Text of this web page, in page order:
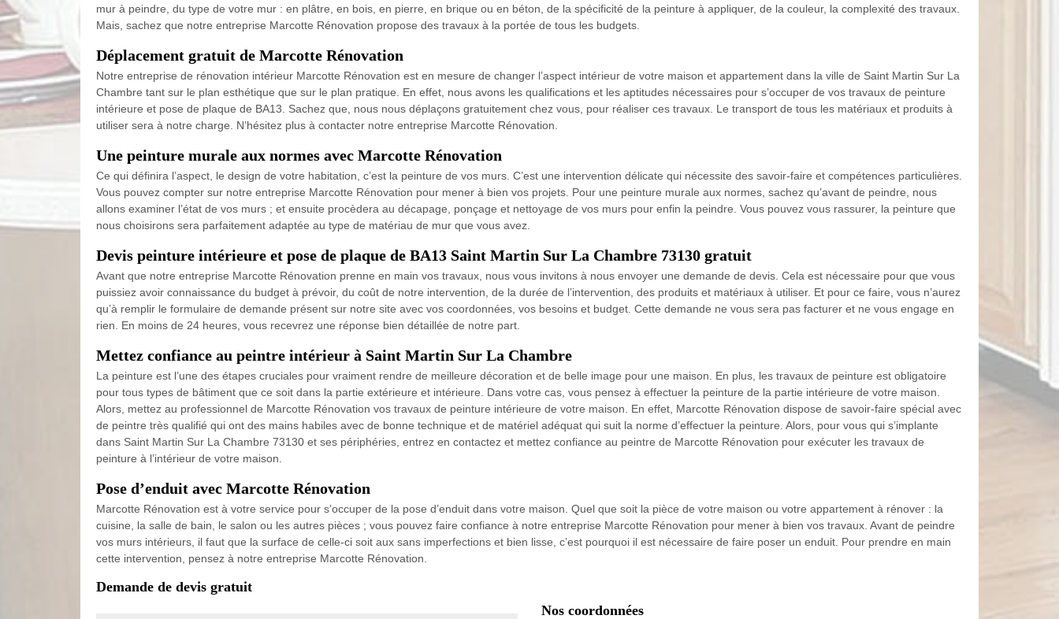
mur à peindre, du type de votre mur : en plâtre, en bois, en pierre, en brique ou en béton, de la spécificité de la peinture à appliquer, de la couleur, la complexité des travaux.
Mais, sachez que notre entreprise Marcotte Rénovation propose des travaux à la portée de tous les budgets.
Déplacement gratuit de Marcotte Rénovation
Notre entreprise de rénovation intérieur Marcotte Rénovation est en mesure de changer l’aspect intérieur de votre maison et appartement dans la ville de Saint Martin Sur La
Chambre tant sur le plan esthétique que sur le plan pratique. En effet, nous avons les qualifications et les aptitudes nécessaires pour s’occuper de vos travaux de peinture
intérieure et pose de plaque de BA13. Sachez que, nous nous déplaçons gratuitement chez vous, pour réaliser ces travaux. Le transport de tous les matériaux et produits à
utiliser sera à notre charge. N’hésitez plus à contacter notre entreprise Marcotte Rénovation.
Une peinture murale aux normes avec Marcotte Rénovation
Ce qui définira l’aspect, le design de votre habitation, c’est la peinture de vos murs. C’est une intervention délicate qui nécessite des savoir-faire et compétences particulières.
Vous pouvez compter sur notre entreprise Marcotte Rénovation pour mener à bien vos projets. Pour une peinture murale aux normes, sachez qu’avant de peindre, nous
allons examiner l’état de vos murs ; et ensuite procèdera au décapage, ponçage et nettoyage de vos murs pour enfin la peindre. Vous pouvez vous rassurer, la peinture que
nous choisirons sera parfaitement adaptée au type de matériau de mur que vous avez.
Devis peinture intérieure et pose de plaque de BA13 Saint Martin Sur La Chambre 73130 gratuit
Avant que notre entreprise Marcotte Rénovation prenne en main vos travaux, nous vous invitons à nous envoyer une demande de devis. Cela est nécessaire pour que vous
puissiez avoir connaissance du budget à prévoir, du coût de notre intervention, de la durée de l’intervention, des produits et matériaux à utiliser. Et pour ce faire, vous n’aurez
qu’à remplir le formulaire de demande présent sur notre site avec vos coordonnées, vos besoins et budget. Cette demande ne vous sera pas facturer et ne vous engage en
rien. En moins de 24 heures, vous recevrez une réponse bien détaillée de notre part.
Mettez confiance au peintre intérieur à Saint Martin Sur La Chambre
La peinture est l’une des étapes cruciales pour vraiment rendre de meilleure décoration et de belle image pour une maison. En plus, les travaux de peinture est obligatoire
pour tous types de bâtiment que ce soit dans la partie extérieure et intérieure. Dans votre cas, vous pensez à effectuer la peinture de la partie intérieure de votre maison.
Alors, mettez au professionnel de Marcotte Rénovation vos travaux de peinture intérieure de votre maison. En effet, Marcotte Rénovation dispose de savoir-faire spécial avec
de peintre très qualifié qui ont des mains habiles avec de bonne technique et de matériel adéquat qui suit la norme d’effectuer la peinture. Alors, pour vous qui s’implante
dans Saint Martin Sur La Chambre 73130 et ses périphéries, entrez en contactez et mettez confiance au peintre de Marcotte Rénovation pour exécuter les travaux de
peinture à l’intérieur de votre maison.
Pose d’enduit avec Marcotte Rénovation
Marcotte Rénovation est à votre service pour s’occuper de la pose d’enduit dans votre maison. Quel que soit la pièce de votre maison ou votre appartement à rénover : la
cuisine, la salle de bain, le salon ou les autres pièces ; vous pouvez faire confiance à notre entreprise Marcotte Rénovation pour mener à bien vos travaux. Avant de peindre
vos murs intérieurs, il faut que la surface de celle-ci soit aux sans imperfections et bien lisse, c’est pourquoi il est nécessaire de faire poser un enduit. Pour prendre en main
cette intervention, pensez à notre entreprise Marcotte Rénovation.
Demande de devis gratuit
Nos coordonnées